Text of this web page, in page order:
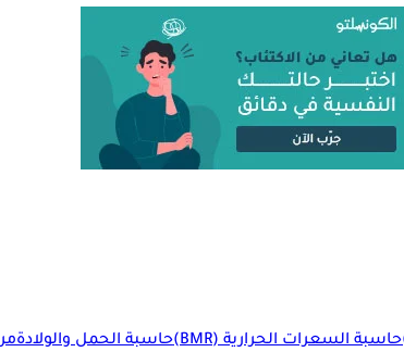
حاسبة السعرات الحرارية (BMR) حاسبة الحمل والولادة